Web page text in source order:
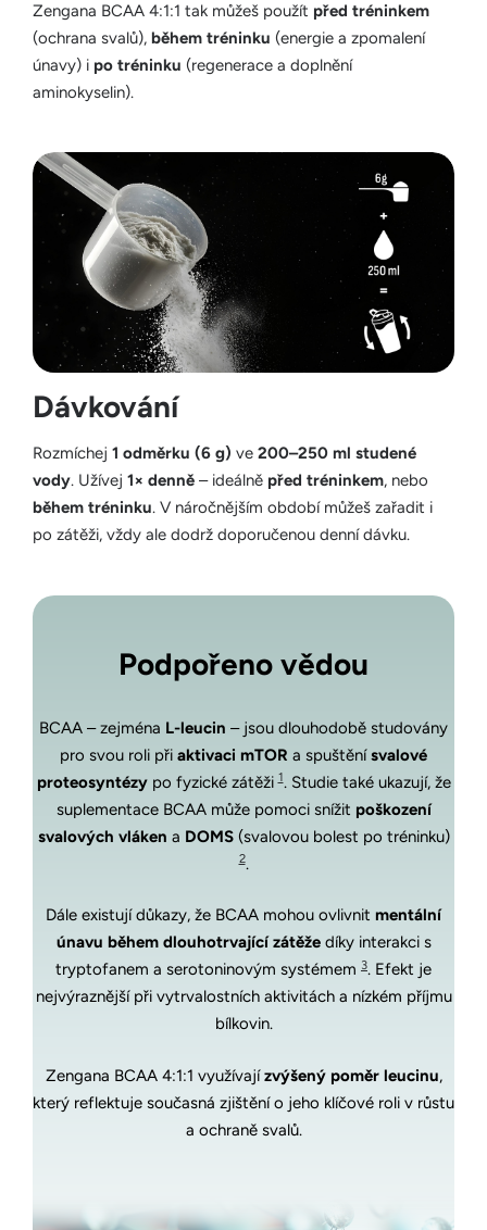
Zengana BCAA 4:1:1 tak můžeš použít před tréninkem
(ochrana svalů), během tréninku (energie a zpomalení
únavy) i po tréninku (regenerace a doplnění
aminokyselin).
Dávkování
Rozmíchej 1 odměrku (6 g) ve 200–250 ml studené
vody. Užívej 1× denně – ideálně před tréninkem, nebo
během tréninku. V náročnějším období můžeš zařadit i
po zátěži, vždy ale dodrž doporučenou denní dávku.
Podpořeno vědou
BCAA – zejména L-leucin – jsou dlouhodobě studovány
pro svou roli při aktivaci mTOR a spuštěnísvalové
proteosyntézypo fyzické zátěži1. Studie také ukazují, že
suplementace BCAA může pomoci snížit poškození
svalových vláken a DOMS(svalovou bolest po tréninku)
2.
Dále existují důkazy, že BCAA mohou ovlivnit mentální
únavu během dlouhotrvající zátěžedíky interakci s
tryptofanem a serotoninovým systémem 3. Efekt je
nejvýraznější při vytrvalostních aktivitách a nízkém příjmu
bílkovin.
Zengana BCAA 4:1:1 využívajízvýšený poměr leucinu,
který reflektuje současná zjištění o jeho klíčové roli v růstu
a ochraně svalů.